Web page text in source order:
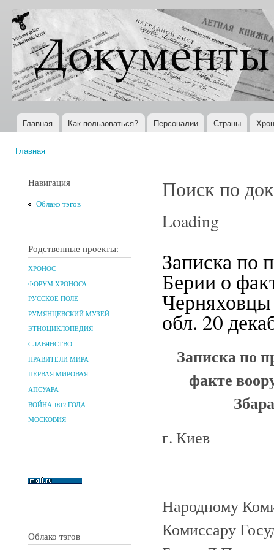
Документы
XX века
Всемирная
история в
Интернете
Главное меню
Главная Как пользоваться? Персоналии Страны
Главная
Навигация
Облако тэгов
Родственные проекты:
ХРОНОС
ФОРУМ ХРОНОСА
РУССКОЕ ПОЛЕ
РУМЯНЦЕВСКИЙ МУЗЕЙ
ЭТНОЦИКЛОПЕДИЯ
СЛАВЯНСТВО
ПРАВИТЕЛИ МИРА
ПЕРВАЯ МИРОВАЯ
АПСУАРА
ВОЙНА 1812 ГОДА
МОСКОВИЯ
Облако тэгов
Поиск по
Loading
Записка по
Берии о
Черняховцы
обл. 20
Записка по
факте
г. Киев
Народному
Комиссару